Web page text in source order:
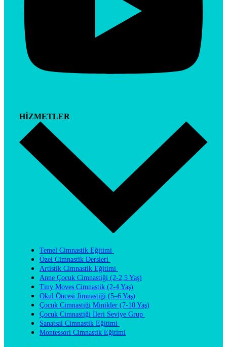
HİZMETLER
Temel Cimnastik Eğitimi
Özel Cimnastik Dersleri
Artistik Cimnastik Eğitimi
Anne Çocuk Cimnastiği (2-2,5 Yaş)
Tiny Moves Cimnastik (2-4 Yaş)
Okul Öncesi Jimnastiği (5–6 Yaş)
Çocuk Cimnastiği Minikler (7-10 Yaş)
Çocuk Cimnastiği İleri Seviye Grup
Sanatsal Cimnastik Eğitimi
Montessori Cimnastik Eğitimi